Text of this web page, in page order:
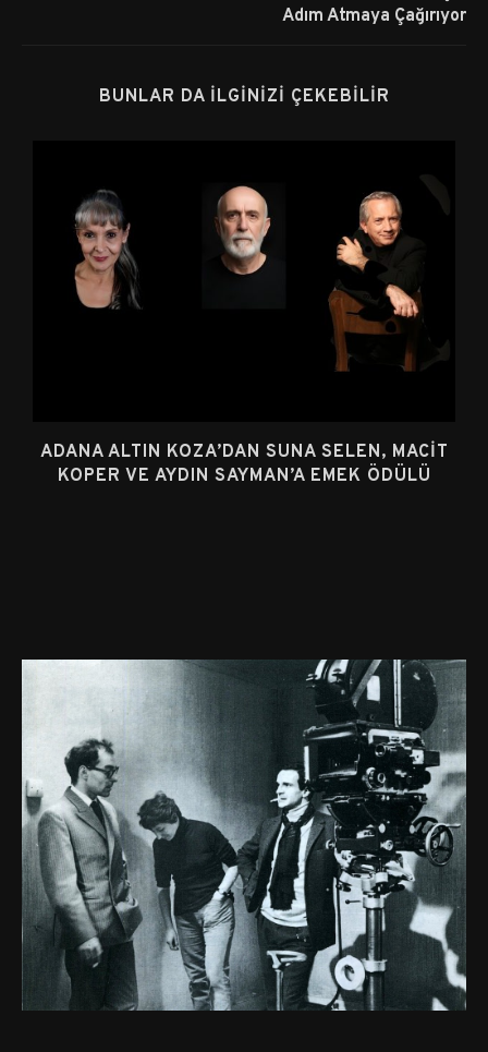
Adım Atmaya Çağırıyor
BUNLAR DA İLGINIZI ÇEKEBILIR
ADANA ALTIN KOZA’DAN SUNA SELEN, MACIT
KOPER VE AYDIN SAYMAN’A EMEK ÖDÜLÜ